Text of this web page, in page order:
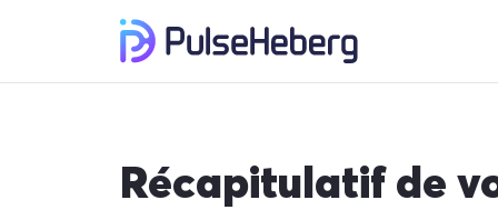
Récapitulatif de